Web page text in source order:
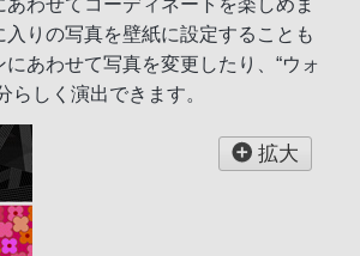
わせてコーディネートを楽しめま
りの写真を壁紙に設定することも
あわせて写真を変更したり、“ウォ
らしく演出できます。
拡大